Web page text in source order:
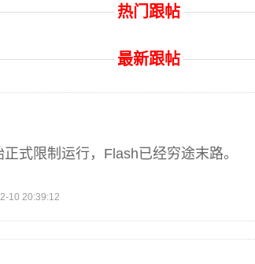
热门跟帖
最新跟帖
式限制运行，Flash已经穷途末路。
10 20:39:12